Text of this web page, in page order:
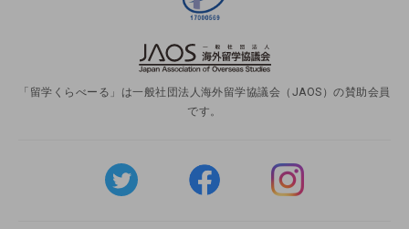
「留学くらべーる」は一般社団法人海外留学協議会（JAOS）の賛助会員
です。